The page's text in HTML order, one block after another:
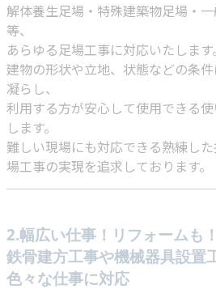
解体養生足場・特殊建築物足場・
等、
あらゆる足場工事に対応いたします。
建物の形状や立地、状態などの条
凝らし、
利用する方が安心して使用できる
します。
難しい現場にも対応できる熟練し
場工事の実現を追求しております。
2.幅広い仕事！リフォームも！
鉄骨建方工事や機械器具設置
色々な仕事に対応